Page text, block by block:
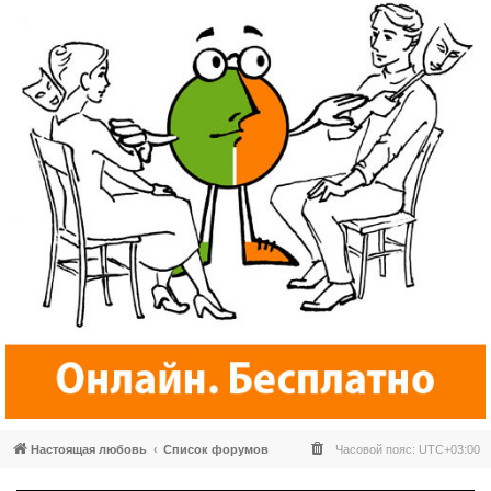
Настоящая любовь Список форумов Часовой пояс: UTC+03:00